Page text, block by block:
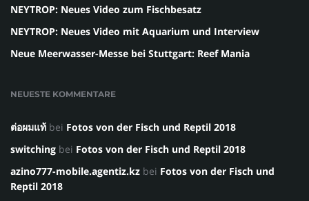
NEYTROP: Neues Video zum Fischbesatz
NEYTROP: Neues Video mit Aquarium und Interview
Neue Meerwasser-Messe bei Stuttgart: Reef Mania
NEUESTE KOMMENTARE
ต่อผมแท้ bei Fotos von der Fisch und Reptil 2018
switching bei Fotos von der Fisch und Reptil 2018
azino777-mobile.agentiz.kz bei Fotos von der Fisch und
Reptil 2018